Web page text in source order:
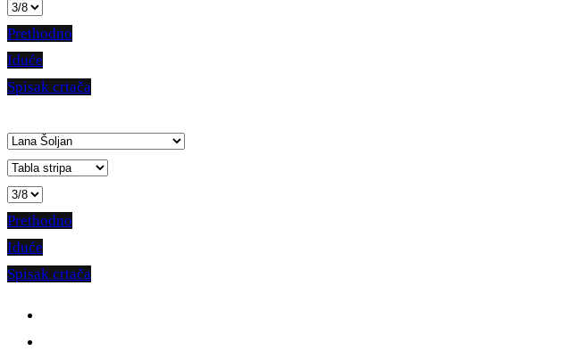
Prethodno
Iduće
Spisak crtača
Prethodno
Iduće
Spisak crtača